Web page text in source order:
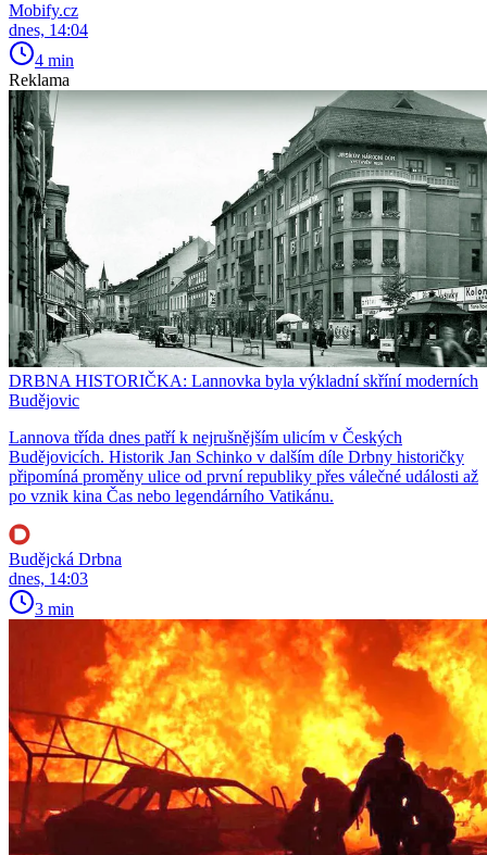
Mobify.cz
dnes, 14:04
4 min
Reklama
DRBNA HISTORIČKA: Lannovka byla výkladní skříní moderních
Budějovic
Lannova třída dnes patří k nejrušnějším ulicím v Českých
Budějovicích. Historik Jan Schinko v dalším díle Drbny historičky
připomíná proměny ulice od první republiky přes válečné události až
po vznik kina Čas nebo legendárního Vatikánu.
Budějcká Drbna
dnes, 14:03
3 min